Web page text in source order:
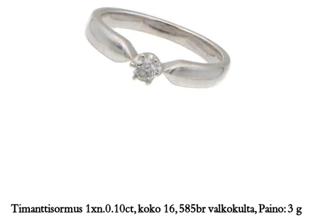
Timanttisormus 1xn.0.10ct, koko 16, 585br valkokulta, Paino: 3 g